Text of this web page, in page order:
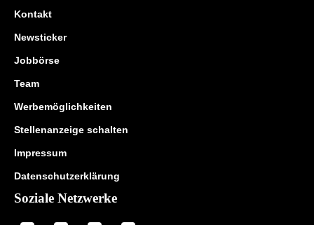
Kontakt
Newsticker
Jobbörse
Team
Werbemöglichkeiten
Stellenanzeige schalten
Impressum
Datenschutzerklärung
Soziale Netzwerke